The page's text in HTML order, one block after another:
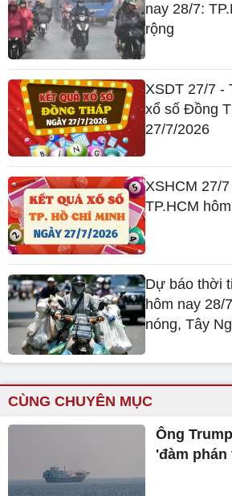
nay 28/7:
rộng
XSDT 27/7 -
xổ số Đồng
27/7/2026
XSHCM 27/
TP.HCM
Dự báo thời
hôm nay 28/
nóng, Tây
CÙNG CHUYÊN MỤC
Ông
'đàm